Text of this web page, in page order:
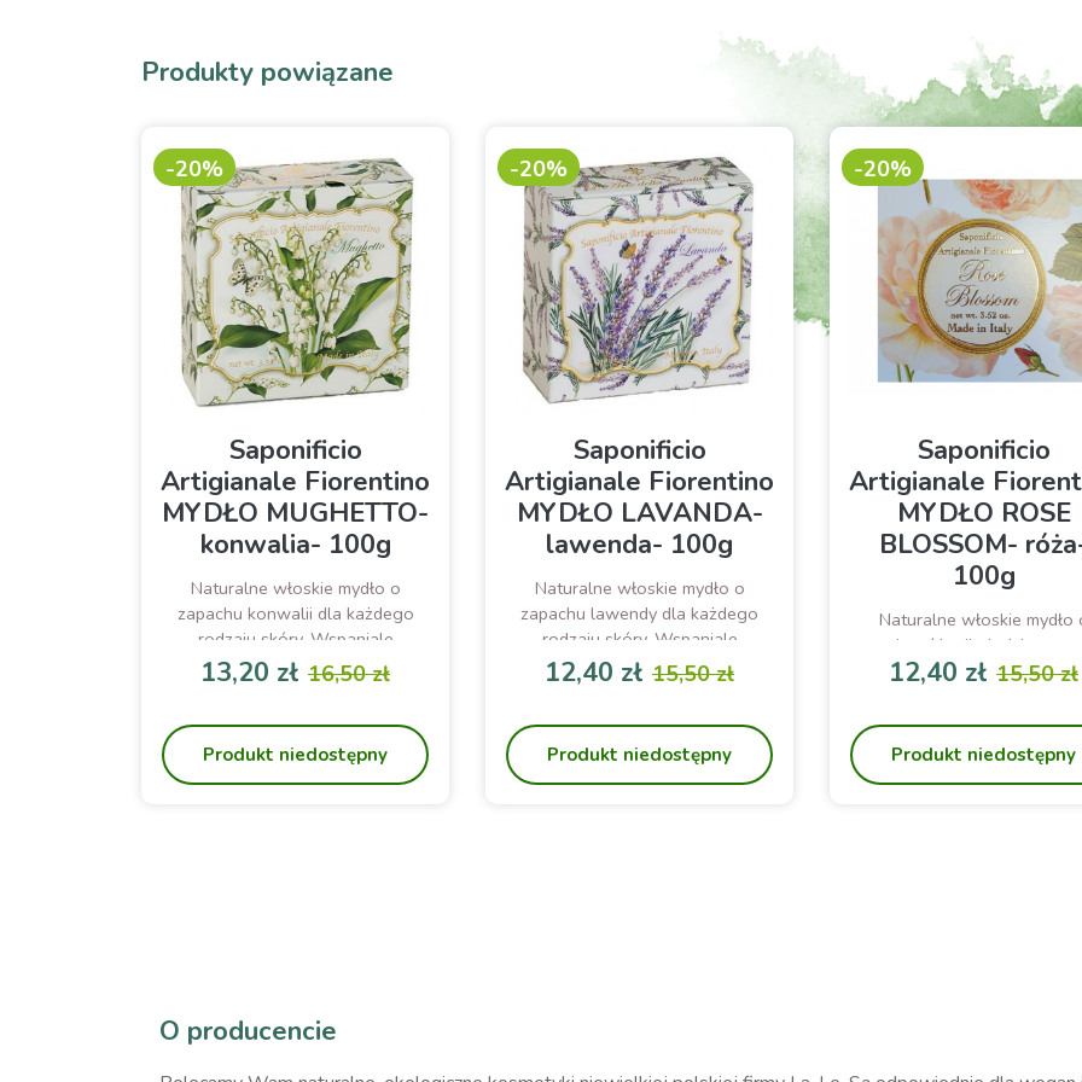
Produkty powiązane
Saponificio
Artigianale Fiorentino
MYDŁO MUGHETTO-
konwalia- 100g
Naturalne włoskie mydło o
zapachu konwalii dla każdego
rodzaju skóry. Wspaniale
oczyszcza i odżywia.
13,20 zł 16,50 zł
Produkt niedostępny
-20%
Saponificio
Artigianale Fiorentino
MYDŁO LAVANDA-
lawenda- 100g
Naturalne włoskie mydło o
zapachu lawendy dla każdego
rodzaju skóry. Wspaniale
oczyszcza i pielęgnuje.
12,40 zł 15,50 zł
Produkt niedostępny
-20%
Saponificio
Artigianale
MYDŁO ROSE
BLOSSOM-
100g
Naturalne włoskie mydło
zapachu róży dla każdego
skóry. Wspaniale myje i
12,40 zł 15,50 zł
Produkt niedostępny
-20%
O producencie